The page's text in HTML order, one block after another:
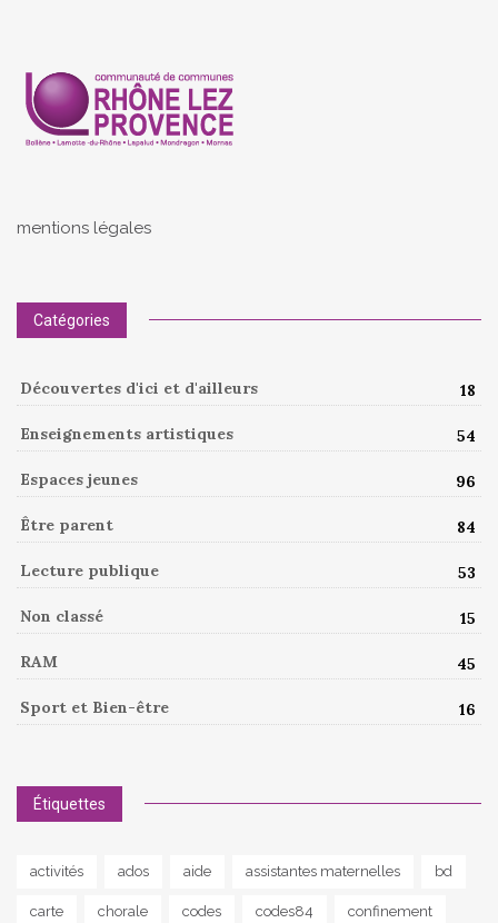
mentions légales
Catégories
Découvertes d'ici et d'ailleurs 18
Enseignements artistiques 54
Espaces jeunes 96
Être parent 84
Lecture publique 53
Non classé 15
RAM 45
Sport et Bien-être 16
Étiquettes
activités ados aide assistantes maternelles bd
carte chorale codes codes84 confinement